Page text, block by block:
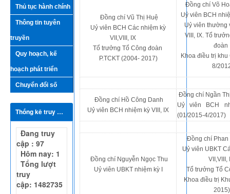
Thủ tục hành chính
Thông tin tuyên
truyền
Quy hoạch, kế
hoạch phát triển
Chuyển đổi số
Thống kê truy cập
Đang truy
cập : 97
Hôm nay: 1
Tổng lượt
truy
cập: 1482735
Đồng chí Vũ Thị Huệ
Uỷ viên BCH Các nhiệm kỳ
VII,VIII, IX
Tổ trưởng Tổ Công đoàn
P.TCKT (2004- 2017)
Đồng chí Võ
Uỷ viên BCH
Uỷ viên thường
VIII, IX. Tổ
đoàn
Khoa điều trị
8/
Đồng chí Hồ Công Danh
Uỷ viên BCH nhiệm kỳ VIII, IX
Đồng chí Ngần
Uỷ viên BCH
(01/2015-4/2017)
Đồng chí Nguyễn Ngọc Thu
Uỷ viên UBKT nhiệm kỳ I
Đồng chí
Uỷ viên UBKT
VII,VIII,
Tổ trưởng Tổ
Khoa điều trị
2015)